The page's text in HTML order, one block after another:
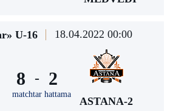
U-16 18.04.2022 00:00
8 -
matchtar hattama
2
ASTANA-2